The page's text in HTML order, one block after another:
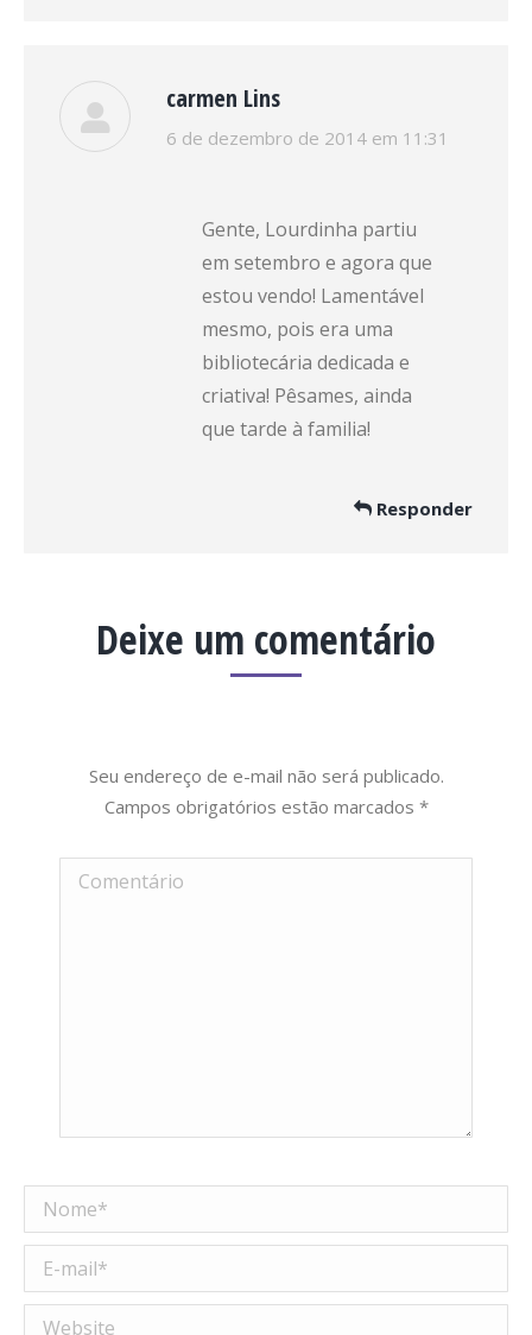
carmen Lins
disse:
6 de dezembro de 2014 em 11:31
Gente, Lourdinha partiu
em setembro e agora que
estou vendo! Lamentável
mesmo, pois era uma
bibliotecária dedicada e
criativa! Pêsames, ainda
que tarde à familia!
Responder
Deixe um comentário
Seu endereço de e-mail não será publicado.
Campos obrigatórios estão marcados *
Comentário
Nome *
E-mail *
Website